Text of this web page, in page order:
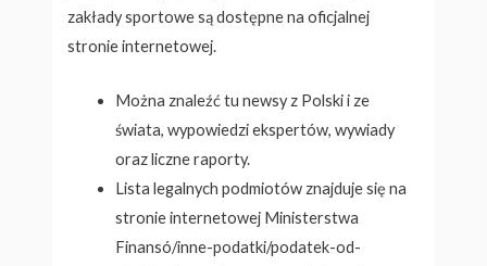
zakłady sportowe są dostępne na oficjalnej
stronie internetowej.
Można znaleźć tu newsy z Polski i ze
świata, wypowiedzi ekspertów, wywiady
oraz liczne raporty.
Lista legalnych podmiotów znajduje się na
stronie internetowej Ministerstwa
Finansó/inne-podatki/podatek-od-